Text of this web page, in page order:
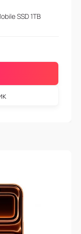
SSD 1TB